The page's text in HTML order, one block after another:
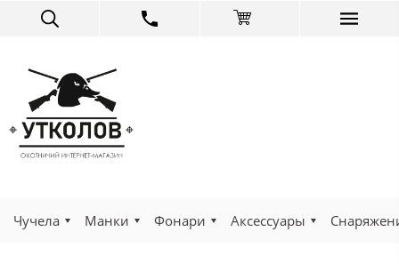
Чучела Манки Фонари Аксессуары